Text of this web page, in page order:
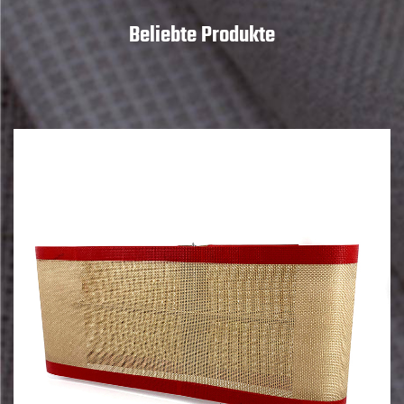
Klebemaschinen usw., das in vielen Bereichen Lücken im
Inland schließt.
Seit der Gründung von Yaxing, hat das Unternehmen den
National Technological Transformation Award, den Utility
Model Patent Award, High-Tech Products der Provinz
die Zertifizierung nach dem internationalen
Qualitätsmanagementsystem ISO9001 bestanden, und
seine unabhängig entwickelten ultrahochpräzisen PTFE-
Folien und modifizierten dauerhaften PTFE-
Architekturmembranmaterialien haben das nationale
Gebrauchsmusterpatentzertifikat erhalten.
Beliebte Produkte